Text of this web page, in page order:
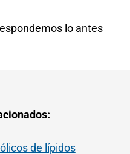
lo antes
de lípidos